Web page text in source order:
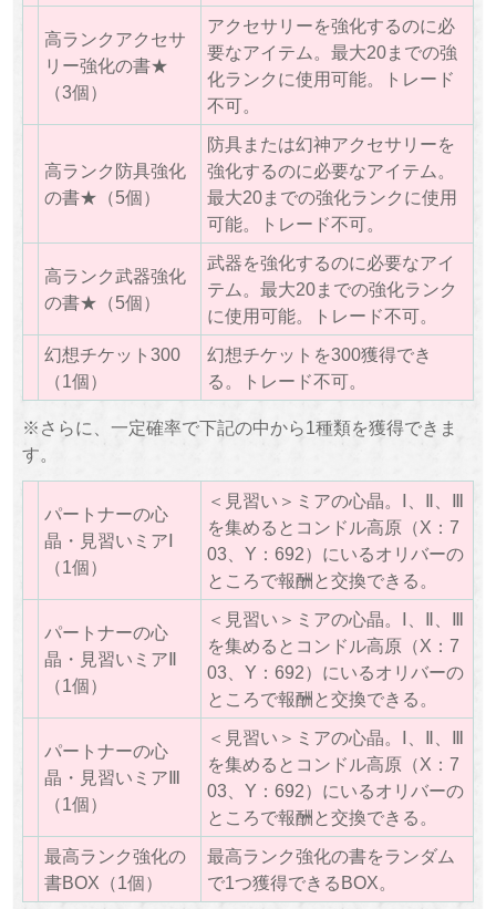
高ランクアクセサ
リー強化の書★
（3個）
アクセサリーを強化するのに必
要なアイテム。最大20までの強
化ランクに使用可能。トレード
不可。
高ランク防具強化
の書★（5個）
防具または幻神アクセサリーを
強化するのに必要なアイテム。
最大20までの強化ランクに使用
可能。トレード不可。
高ランク武器強化
の書★（5個）
武器を強化するのに必要なアイ
テム。最大20までの強化ランク
に使用可能。トレード不可。
幻想チケット300
（1個）
幻想チケットを300獲得でき
る。トレード不可。
※さらに、一定確率で下記の中から1種類を獲得できま
す。
パートナーの心
晶・見習いミアⅠ
（1個）
＜見習い＞ミアの心晶。Ⅰ、Ⅱ、Ⅲ
を集めるとコンドル高原（X：7
03、Y：692）にいるオリバーの
ところで報酬と交換できる。
パートナーの心
晶・見習いミアⅡ
（1個）
＜見習い＞ミアの心晶。Ⅰ、Ⅱ、Ⅲ
を集めるとコンドル高原（X：7
03、Y：692）にいるオリバーの
ところで報酬と交換できる。
パートナーの心
晶・見習いミアⅢ
（1個）
＜見習い＞ミアの心晶。Ⅰ、Ⅱ、Ⅲ
を集めるとコンドル高原（X：7
03、Y：692）にいるオリバーの
ところで報酬と交換できる。
最高ランク強化の
書BOX（1個）
最高ランク強化の書をランダム
で1つ獲得できるBOX。